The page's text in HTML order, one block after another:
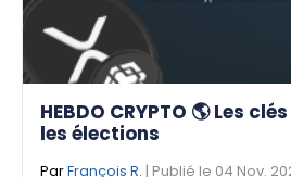
HEBDO CRYPTO 🌎 Les
les élections
ParFrançois R. | Publié le 04 Nov.